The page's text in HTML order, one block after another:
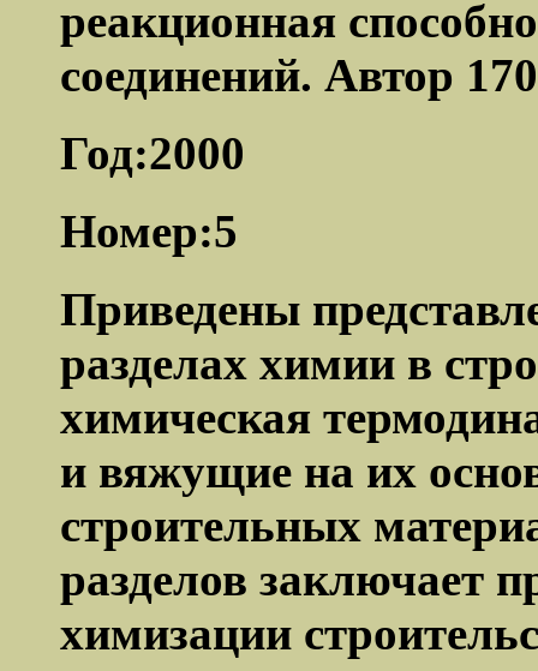
реакционная
соединений. Автор
Год:2000
Номер:5
Приведены
разделах химии в
химическая
и вяжущие на их
строительных
разделов заключает
химизации